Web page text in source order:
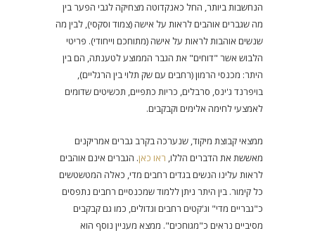
הנחשבות ביותר, החל כאנקדוטה מצחיקה לגבי הפער בין
מה שגברים אוהבים לראות על אישה (צמוד וסקסי), לבין מה
שנשים אוהבות לראות על אישה (מתוחכם וייחודי). פריטי
הלבוש אשר "דוחים" את הגבר הממוצע לטענתה, הם בין
היתר: מכנסי הרמון (רחבים עם שק תלוי בין הרגליים),
בויפרנד ג'ינס, סרבלים, כריות כתפיים, תכשיטים שדומים
לאמצעי לחימה אלימים וקבקבים.
ממצאי קבוצת מיקוד, שנערכה בקרב גברים אמריקנים
מאששת את הדברים הללו, ראו כאן. הגברים אינם אוהבים
לראות עלינו הנשים בגדים רחבים מדי, כאלה המטשטשים
כל קימור. בין היתר ניתן ללמוד שמכנסיים רחבים נתפסים
כ"גבריים מדי" וג'קטים רחבים וגדולים, כמו גם קבקבים
מסיביים נראים כ"מגוחכים". ממצא מעניין נוסף הוא